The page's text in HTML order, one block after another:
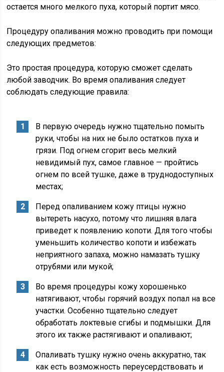
остается много мелкого пуха, который портит мясо.
Процедуру опаливания можно проводить при помощи
следующих предметов:
Это простая процедура, которую сможет сделать
любой заводчик. Во время опаливания следует
соблюдать следующие правила:
В первую очередь нужно тщательно помыть
руки, чтобы на них не было остатков пуха и
грязи. Под огнем сгорит весь мелкий
невидимый пух, самое главное — пройтись
огнем по всей тушке, даже в труднодоступных
местах;
Перед опаливанием кожу птицы нужно
вытереть насухо, потому что лишняя влага
приведет к появлению копоти. Для того чтобы
уменьшить количество копоти и избежать
неприятного запаха, можно намазать тушку
отрубями или мукой;
Во время процедуры кожу хорошенько
натягивают, чтобы горячий воздух попал на все
участки. Особенно тщательно следует
обработать локтевые сгибы и подмышки. Для
этого их также растягивают и опаливают;
Опаливать тушку нужно очень аккуратно, так
как есть возможность переусердствовать и